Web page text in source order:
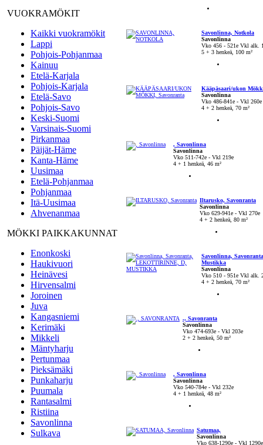
VUOKRAMÖKIT
Kaikki vuokramökit
Lappi
Pohjois-Pohjanmaa
Kainuu
Etelä-Karjala
Pohjois-Karjala
Etelä-Savo
Pohjois-Savo
Keski-Suomi
Varsinais-Suomi
Pirkanmaa
Päijät-Häme
Kanta-Häme
Uusimaa
Etelä-Pohjanmaa
Pohjanmaa
Itä-Uusimaa
Ahvenanmaa
MÖKKI PAIKKAKUNNAT
Enonkoski
Haukivuori
Heinävesi
Hirvensalmi
Joroinen
Juva
Kangasniemi
Kerimäki
Mikkeli
Mäntyharju
Pertunmaa
Pieksämäki
Punkaharju
Puumala
Rantasalmi
Ristiina
Savonlinna
Sulkava
Savonlinna, Notkola
Savonlinna
Vko 456 - 521e Vkl alk.
5 + 3 henkeä, 100 m²
Kääpäsaari/ukon
Savonlinna
Vko 486-841e - Vkl 260e
4 + 2 henkeä, 70 m²
, Savonlinna
Savonlinna
Vko 511-742e - Vkl 219e
4 + 1 henkeä, 46 m²
Iltarusko, Savonranta
Savonlinna
Vko 629-941e - Vkl 270e
4 + 2 henkeä, 80 m²
Savonlinna,
Mustikka
Savonlinna
Vko 510 - 951e Vkl alk.
4 + 2 henkeä, 70 m²
., Savonranta
Savonlinna
Vko 474-693e - Vkl 203e
2 + 2 henkeä, 50 m²
, Savonlinna
Savonlinna
Vko 540-784e - Vkl 232e
4 + 1 henkeä, 48 m²
Satumaa,
Savonlinna
Vko 638-1290e - Vkl 1290e